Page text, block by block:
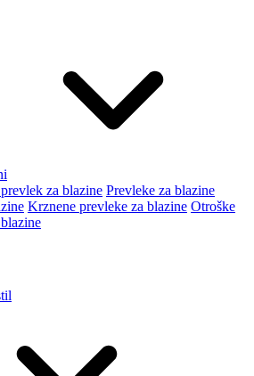
za blazine Prevleke za blazine
Krznene prevleke za blazine Otroške